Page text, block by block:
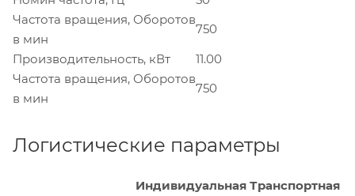
Частота вращения, Оборотов
в мин
750
Производительность, кВт
11.00
Частота вращения, Оборотов
в мин
750
Логистические параметры
Индивидуальная Транспортная